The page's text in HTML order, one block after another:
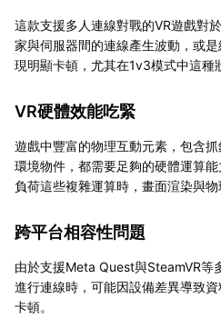
這款支援多人連線對戰的VR遊戲對
家與伺服器間的連線產生波動，或
現明顯卡頓，尤其在1v3模式中這種
VR硬體效能吃緊
遊戲中豐富的物理互動元素，包含
環境物件，都需要足夠的硬體運算
負荷這些複雜運算時，畫面渲染與物
跨平台相容性問題
由於支援Meta Quest與SteamVR等
進行連線時，可能因設備差異導致
卡頓。